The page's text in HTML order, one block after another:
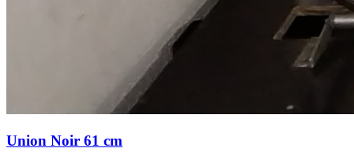
Union Noir 61 cm